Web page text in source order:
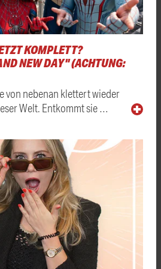
KOMPLETT?
NEW DAY" (ACHTUNG:
von nebenan klettert wieder
Welt. Entkommt sie …